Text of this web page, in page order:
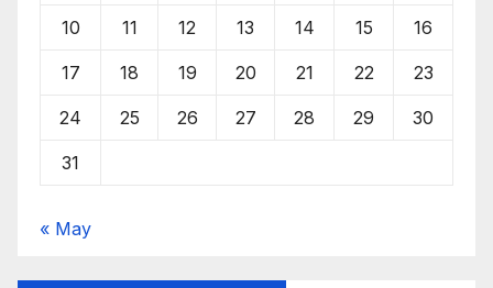
10 11 12 13 14 15 16
17 18 19 20 21 22 23
24 25 26 27 28 29 30
31
« May